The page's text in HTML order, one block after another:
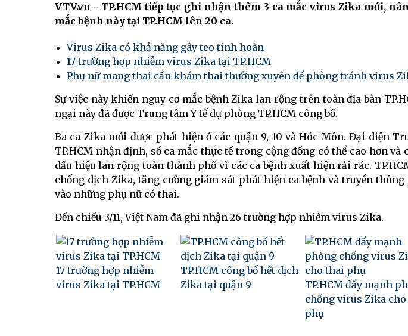
VTV.vn - TP.HCM tiếp tục ghi nhận thêm 3 ca mắc virus Zika mới,
mắc bệnh này tại TP.HCM lên 20 ca.
Virus Zika có khả năng gây teo tinh hoàn
17 trường hợp nhiễm virus Zika tại TP.HCM
Phụ nữ mang thai cần khám thai thường xuyên để phòng tránh virus
Sự việc này khiến nguy cơ mắc bệnh Zika lan rộng trên toàn địa bàn
ngại này đã được Trung tâm Y tế dự phòng TP.HCM công bố.
Ba ca Zika mới được phát hiện ở các quận 9, 10 và Hóc Môn. Đại diện
TP.HCM nhận định, số ca mắc thực tế trong cộng đồng có thể cao hơn và
dấu hiệu lan rộng toàn thành phố vì các ca bệnh xuất hiện rải rác.
chống dịch Zika, tăng cường giám sát phát hiện ca bệnh và truyền
vào những phụ nữ có thai.
Đến chiều 3/11, Việt Nam đã ghi nhận 26 trường hợp nhiễm virus Zika.
17 trường hợp nhiễm
virus Zika tại TP.HCM
TP.HCM công bố hết dịch
Zika tại quận 9
TP.HCM đẩy mạnh
chống virus Zika
phụ